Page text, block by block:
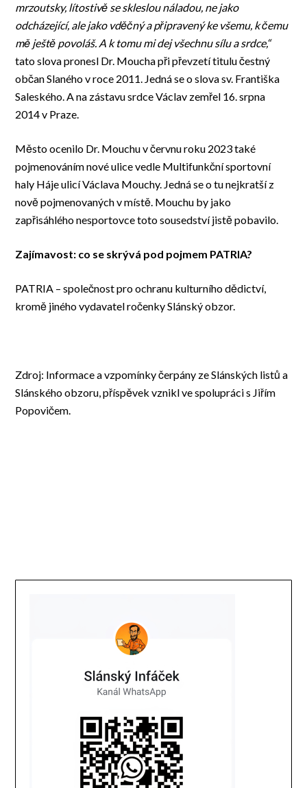
mrzoutsky, lítostivě se skleslou náladou, ne jako
odcházející, ale jako vděčný a připravený ke všemu, k čemu
mě ještě povoláš. A k tomu mi dej všechnu sílu a srdce,“
tato slova pronesl Dr. Moucha při převzetí titulu čestný
občan Slaného v roce 2011. Jedná se o slova sv. Františka
Saleského. A na zástavu srdce Václav zemřel 16. srpna
2014 v Praze.
Město ocenilo Dr. Mouchu v červnu roku 2023 také
pojmenováním nové ulice vedle Multifunkční sportovní
haly Háje ulicí Václava Mouchy. Jedná se o tu nejkratší z
nově pojmenovaných v místě. Mouchu by jako
zapřisáhlého nesportovce toto sousedství jistě pobavilo.
Zajímavost: co se skrývá pod pojmem PATRIA?
PATRIA – společnost pro ochranu kulturního dědictví,
kromě jiného vydavatel ročenky Slánský obzor.
Zdroj: Informace a vzpomínky čerpány ze Slánských listů a
Slánského obzoru, příspěvek vznikl ve spolupráci s Jiřím
Popovičem.